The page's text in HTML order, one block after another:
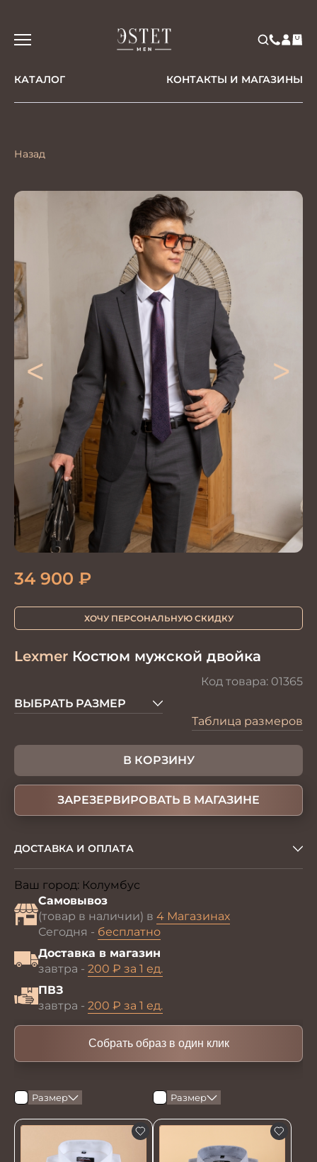
КАТАЛОГ КОНТАКТЫ И МАГАЗИНЫ
Назад
< >
Lexmer Костюм мужской двойка
Код товара: 01365
34 900 ₽
ХОЧУ ПЕРСОНАЛЬНУЮ СКИДКУ
ВЫБРАТЬ РАЗМЕР
Таблица размеров
В КОРЗИНУ
ЗАРЕЗЕРВИРОВАТЬ В МАГАЗИНЕ
ДОСТАВКА И ОПЛАТА
Ваш город: Колумбус
Самовывоз
(товар в наличии) в 4 Магазинах
Сегодня - бесплатно
Доставка в магазин
завтра - 200 ₽ за 1 ед.
ПВЗ
завтра - 200 ₽ за 1 ед.
Собрать образ в один клик
Размер Размер